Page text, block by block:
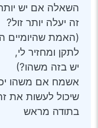
השאלה אם יש יותר
זה יעלה יותר זול?
(האמת שהיומיים
לתקן ומחזיר לי,
יש בזה משהו?)
אשמח אם משהו
שיכול לעשות את
בתודה מראש